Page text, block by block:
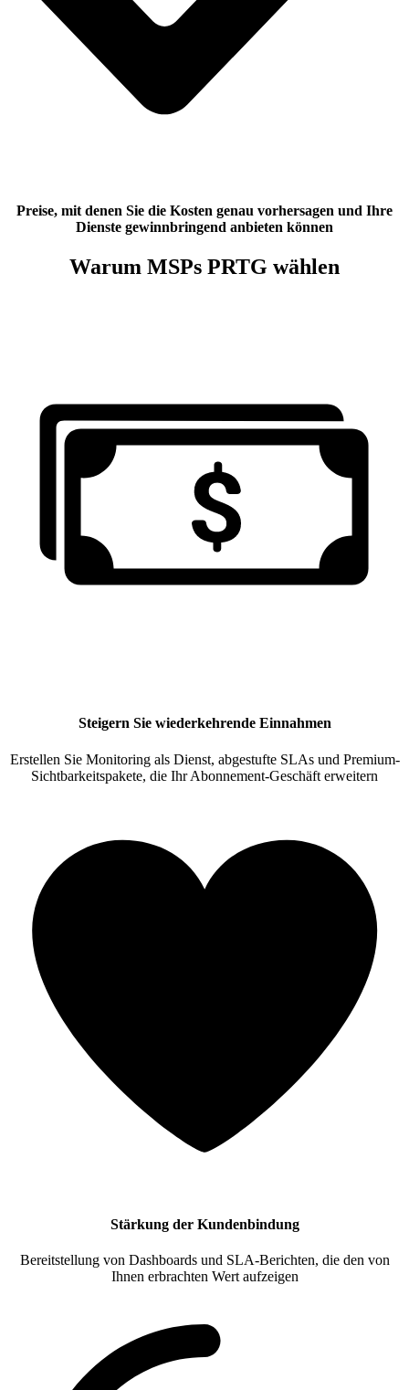
Preise, mit denen Sie die Kosten genau vorhersagen und Ihre
Dienste gewinnbringend anbieten können
Warum MSPs PRTG wählen
Steigern Sie wiederkehrende Einnahmen
Erstellen Sie Monitoring als Dienst, abgestufte SLAs und Premium-
Sichtbarkeitspakete, die Ihr Abonnement-Geschäft erweitern
Stärkung der Kundenbindung
Bereitstellung von Dashboards und SLA-Berichten, die den von
Ihnen erbrachten Wert aufzeigen